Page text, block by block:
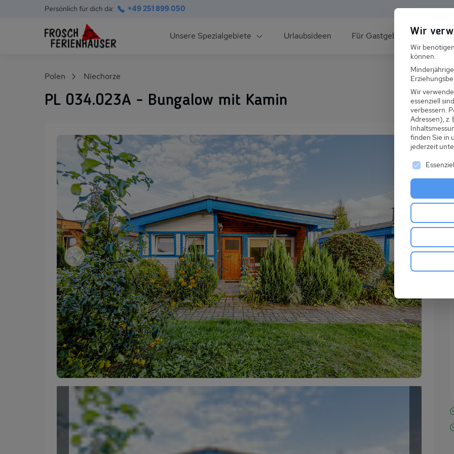
Persönlich für dich da: +49 251 899 050
Hauptnavigation
Unsere Spezialgebiete
Polnische Ostsee
Alpen im Sommer
Skihütten & Chalets im Winter
Gruppenhäuser für den Skiurlaub
Urlaubsideen Für Gastgeber Über
Polen Niechorze
PL 034.023A - Bungalow mit Kamin
Wir
Wir
können.
Wir
essenziell
verbessern.
Adressen), z.
finden Sie in
jederzeit
Es folgt